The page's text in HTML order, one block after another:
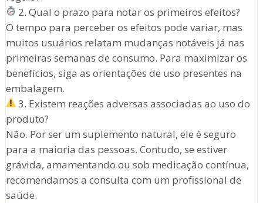
2. Qual o prazo para notar os primeiros efeitos?
O tempo para perceber os efeitos pode variar, mas
muitos usuários relatam mudanças notáveis já nas
primeiras semanas de consumo. Para maximizar os
benefícios, siga as orientações de uso presentes na
embalagem.
3. Existem reações adversas associadas ao uso do
produto?
Não. Por ser um suplemento natural, ele é seguro
para a maioria das pessoas. Contudo, se estiver
grávida, amamentando ou sob medicação contínua,
recomendamos a consulta com um profissional de
saúde.